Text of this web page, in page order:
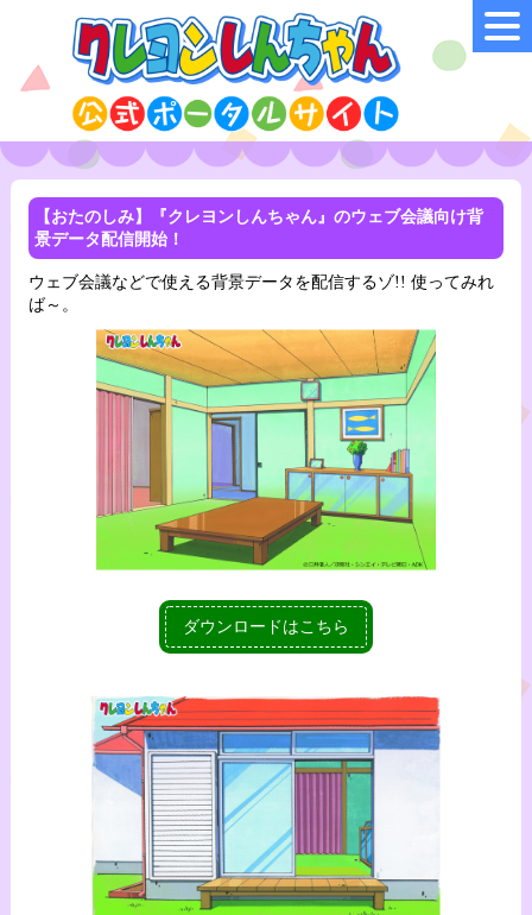
【おたのしみ】『クレヨンしんちゃん』のウェブ会議向け背
景データ配信開始！
ウェブ会議などで使える背景データを配信するゾ!! 使ってみれ
ば～。
ダウンロードはこちら